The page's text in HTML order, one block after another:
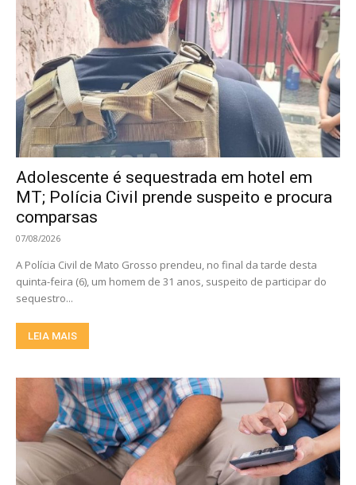
Adolescente é sequestrada em hotel em
MT; Polícia Civil prende suspeito e procura
comparsas
07/08/2026
A Polícia Civil de Mato Grosso prendeu, no final da tarde desta
quinta-feira (6), um homem de 31 anos, suspeito de participar do
sequestro...
LEIA MAIS